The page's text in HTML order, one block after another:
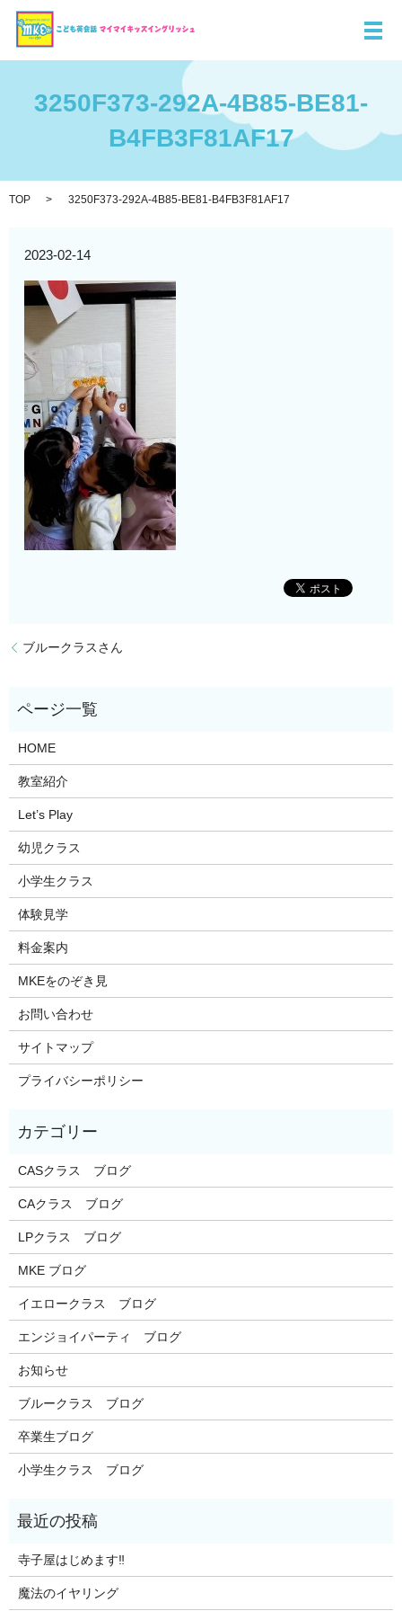
メ
3250F373-292A-4B85-BE81-
B4FB3F81AF17
TOP 3250F373-292A-4B85-BE81-B4FB3F81AF17
2023-02-14
ブルークラスさん
HOME
教室紹介
Let’s Play
幼児クラス
小学生クラス
体験見学
料金案内
MKEをのぞき見
お問い合わせ
サイトマップ
プライバシーポリシー
CASクラス ブログ
CAクラス ブログ
LPクラス ブログ
MKE ブログ
イエロークラス ブログ
エンジョイパーティ ブログ
お知らせ
ブルークラス ブログ
卒業生ブログ
小学生クラス ブログ
寺子屋はじめます‼️
魔法のイヤリング